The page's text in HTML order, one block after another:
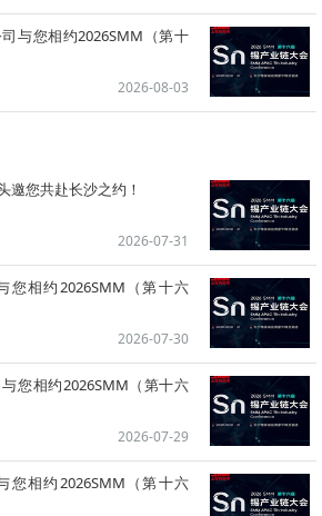
与您相约2026SMM（第十
2026-08-03
邀您共赴长沙之约！
2026-07-31
您相约2026SMM（第十六
2026-07-30
您相约2026SMM（第十六
2026-07-29
您相约2026SMM（第十六